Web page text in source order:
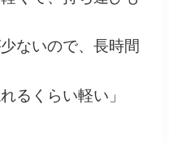
ないので、長時間
るくらい軽い」